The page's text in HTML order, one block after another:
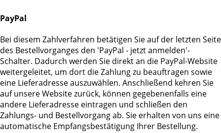
PayPal
Bei diesem Zahlverfahren betätigen Sie auf der letzten Seite
des Bestellvorganges den 'PayPal - jetzt anmelden'-
Schalter. Dadurch werden Sie direkt an die PayPal-Website
weitergeleitet, um dort die Zahlung zu beauftragen sowie
eine Lieferadresse auszuwählen. Anschließend kehren Sie
auf unsere Website zurück, können gegebenenfalls eine
andere Lieferadresse eintragen und schließen den
Zahlungs- und Bestellvorgang ab. Sie erhalten von uns eine
automatische Empfangsbestätigung Ihrer Bestellung.